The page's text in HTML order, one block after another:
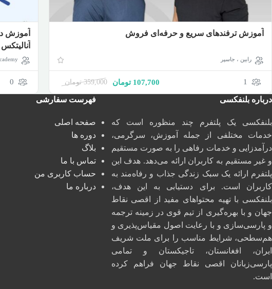
آموزش ترفندهای سریع و حرفه‌ای فروش
رابین ، جاسپر
1
359,000 تومان 107,700 تومان
آموزش
آنالیتکس
0
درباره بلنفکسی
بلنفکسی یک پلتفرم چند منظوره است که
خدمات مختلفی از جمله آموزش، سرگرمی،
درآمدزایی و خدمات رفاهی را به صورت مستقیم
و غیر مستقیم به کاربران ارائه می‌دهد. هدف این
پلتفرم ارائه یک سبک زندگی جذاب و رفاه‌مند به
کاربران است. برای دستیابی به این هدف،
بلنفکسی با تهیه محتواهای مفید از اقصی نقاط
جهان و با بهره‌گیری از تیم قوی در زمینه ترجمه
و پارسی‌سازی و با رعایت اصول مقیاس‌پذیری و
هم‌سطحی، شرایط مناسب را برای ملت شریف
ایران، افغانستان، تاجیکستان و تمامی
پارسی‌زبانان اقصی نقاط جهان فراهم کرده
است.
فهرست سفارشی
صفحه اصلی
دوره ها
بلاگ
تماس با ما
حساب کاربری من
درباره ما